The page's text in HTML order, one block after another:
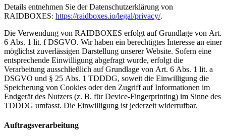
Details entnehmen Sie der Datenschutzerklärung von
RAIDBOXES: https://raidboxes.io/legal/privacy/.
Die Verwendung von RAIDBOXES erfolgt auf Grundlage von Art.
6 Abs. 1 lit. f DSGVO. Wir haben ein berechtigtes Interesse an einer
möglichst zuverlässigen Darstellung unserer Website. Sofern eine
entsprechende Einwilligung abgefragt wurde, erfolgt die
Verarbeitung ausschließlich auf Grundlage von Art. 6 Abs. 1 lit. a
DSGVO und § 25 Abs. 1 TDDDG, soweit die Einwilligung die
Speicherung von Cookies oder den Zugriff auf Informationen im
Endgerät des Nutzers (z. B. für Device-Fingerprinting) im Sinne des
TDDDG umfasst. Die Einwilligung ist jederzeit widerrufbar.
Auftragsverarbeitung